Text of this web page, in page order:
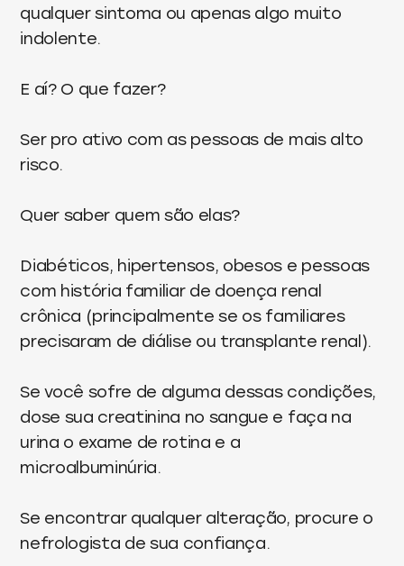
qualquer sintoma ou apenas algo muito
indolente.
E aí? O que fazer?
Ser pro ativo com as pessoas de mais alto
risco.
Quer saber quem são elas?
Diabéticos, hipertensos, obesos e pessoas
com história familiar de doença renal
crônica (principalmente se os familiares
precisaram de diálise ou transplante renal).
Se você sofre de alguma dessas condições,
dose sua creatinina no sangue e faça na
urina o exame de rotina e a
microalbuminúria.
Se encontrar qualquer alteração, procure o
nefrologista de sua confiança.